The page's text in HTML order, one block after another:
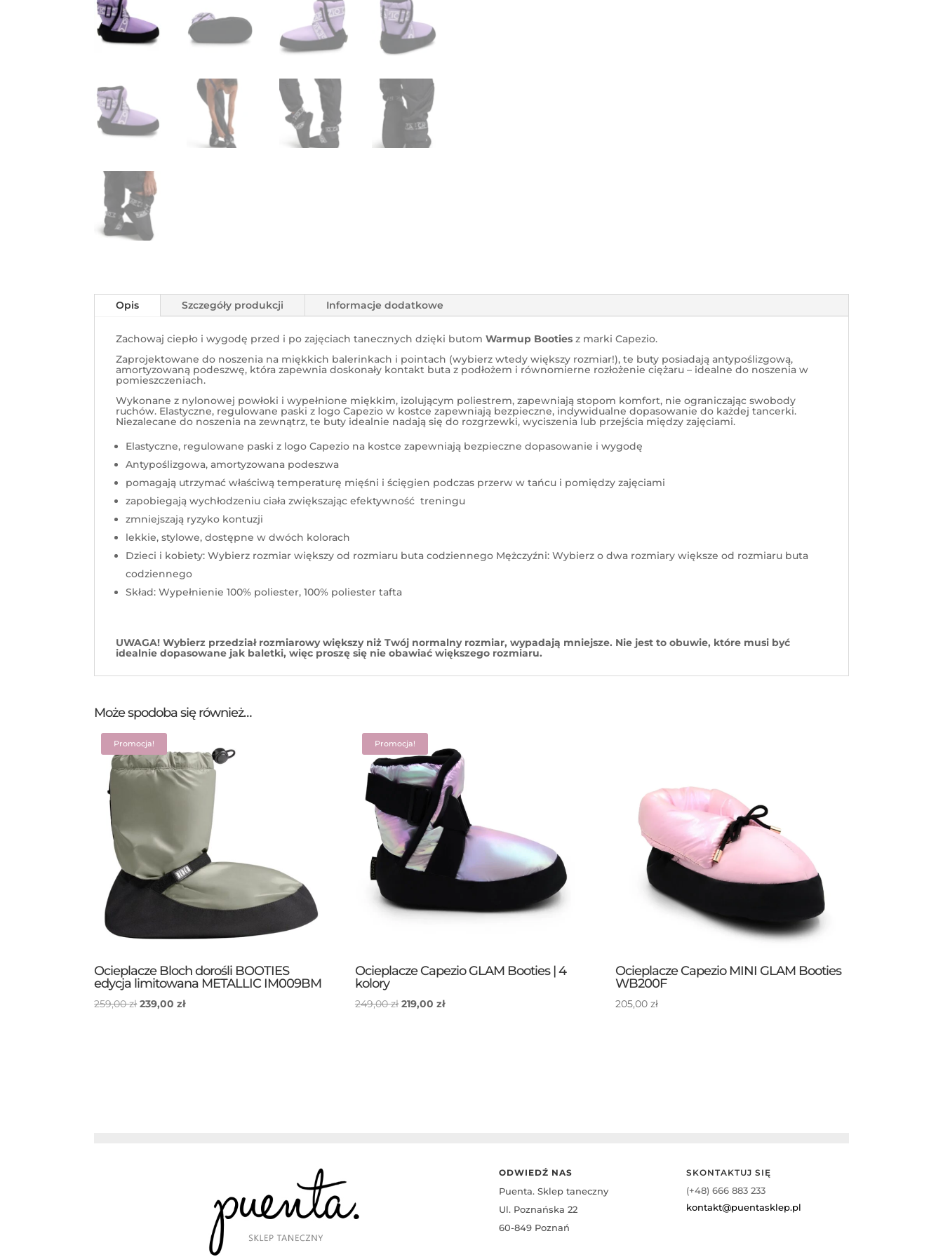
Opis Szczegóły produkcji Informacje dodatkowe
Zachowaj ciepło i wygodę przed i po zajęciach tanecznych dzięki butomWarmup Booties z marki Capezio.
Zaprojektowane do noszenia na miękkich balerinkach i pointach (wybierz wtedy większy rozmiar!), te buty posiadają antypoślizgową,
amortyzowaną podeszwę, która zapewnia doskonały kontakt buta z podłożem i równomierne rozłożenie ciężaru – idealne do noszenia w
pomieszczeniach.
Wykonane z nylonowej powłoki i wypełnione miękkim, izolującym poliestrem, zapewniają stopom komfort, nie ograniczając swobody
ruchów. Elastyczne, regulowane paski z logo Capezio w kostce zapewniają bezpieczne, indywidualne dopasowanie do każdej tancerki.
Niezalecane do noszenia na zewnątrz, te buty idealnie nadają się do rozgrzewki, wyciszenia lub przejścia między zajęciami.
Elastyczne, regulowane paski z logo Capezio na kostce zapewniają bezpieczne dopasowanie i wygodę
Antypoślizgowa, amortyzowana podeszwa
pomagają utrzymać właściwą temperaturę mięśni i ścięgien podczas przerw w tańcu i pomiędzy zajęciami
zapobiegają wychłodzeniu ciała zwiększając efektywność treningu
zmniejszają ryzyko kontuzji
lekkie, stylowe, dostępne w dwóch kolorach
Dzieci i kobiety: Wybierz rozmiar większy od rozmiaru buta codziennego Mężczyźni: Wybierz o dwa rozmiary większe od rozmiaru buta
codziennego
Skład:Wypełnienie 100% poliester, 100% poliester tafta
UWAGA! Wybierz przedział rozmiarowy większy niż Twój normalny rozmiar, wypadają mniejsze. Nie jest to obuwie, które musi być
idealnie dopasowane jak baletki, więc proszę się nie obawiać większego rozmiaru.
Może spodoba się również…
Promocja!
Ocieplacze Bloch dorośli BOOTIES
edycja limitowana METALLIC IM009BM
259,00złPierwotna
239,00złAktualna
Promocja!
Ocieplacze Capezio GLAM Booties | 4
kolory
249,00zł Pierwotna
219,00 złAktualna
Ocieplacze Capezio MINI GLAM Booties
WB200F
205,00zł
ODWIEDŹ NAS
Puenta. Sklep taneczny
Ul. Poznańska 22
60-849 Poznań
SKONTAKTUJ SIĘ
(+48) 666 883 233
kontakt@puentasklep.pl